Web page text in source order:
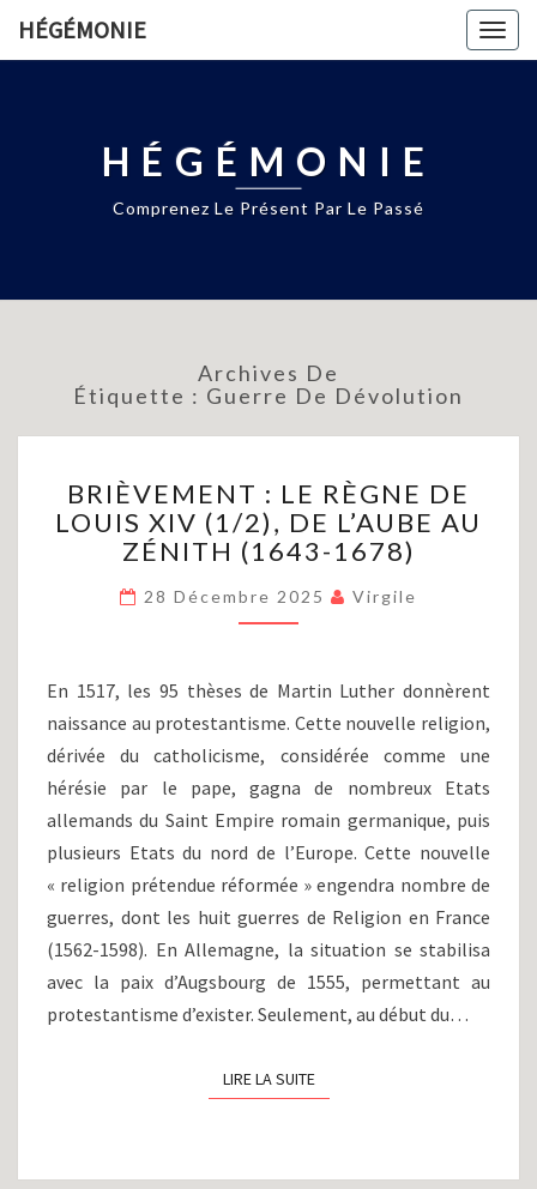
HÉGÉMONIE
HÉGÉMONIE
Comprenez Le Présent Par Le Passé
Archives De
Étiquette : Guerre De Dévolution
:
LE
RÈGNE
LOUIS
XIV
DE
L’AUBE
AU
ZÉNITH
(1643-
BRIÈVEMENT : LE RÈGNE DE
LOUIS XIV (1/2), DE L’AUBE AU
ZÉNITH (1643-1678)
28 Décembre 2025 Virgile
En 1517, les 95 thèses de Martin Luther donnèrent
naissance au protestantisme. Cette nouvelle religion,
dérivée du catholicisme, considérée comme une
hérésie par le pape, gagna de nombreux Etats
allemands du Saint Empire romain germanique, puis
plusieurs Etats du nord de l’Europe. Cette nouvelle
« religion prétendue réformée » engendra nombre de
guerres, dont les huit guerres de Religion en France
(1562-1598). En Allemagne, la situation se stabilisa
avec la paix d’Augsbourg de 1555, permettant au
protestantisme d’exister. Seulement, au début du…
LIRE LA SUITELIRE LA SUITE